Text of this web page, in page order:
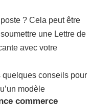
? Cela peut être
une Lettre de
avec votre
quelques conseils pour
modèle
commerce